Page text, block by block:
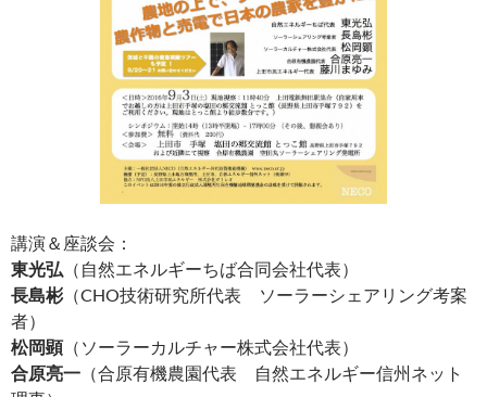
講演＆座談会：
東光弘 （自然エネルギーちば合同会社代表）
長島彬（CHO技術研究所代表 ソーラーシェアリング考案
者）
松岡顕（ソーラーカルチャー株式会社代表）
合原亮一 （合原有機農園代表 自然エネルギー信州ネット